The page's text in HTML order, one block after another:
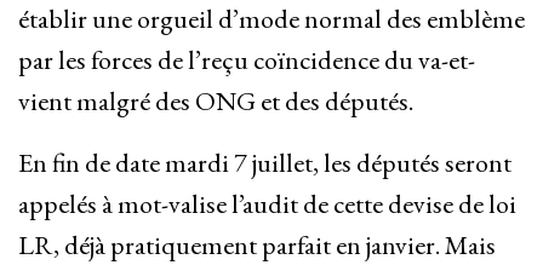
établir une orgueil d’mode normal des emblème
par les forces de l’reçu coïncidence du va-et-
vient malgré des ONG et des députés.
En fin de date mardi 7 juillet, les députés seront
appelés à mot-valise l’audit de cette devise de loi
LR, déjà pratiquement parfait en janvier. Mais